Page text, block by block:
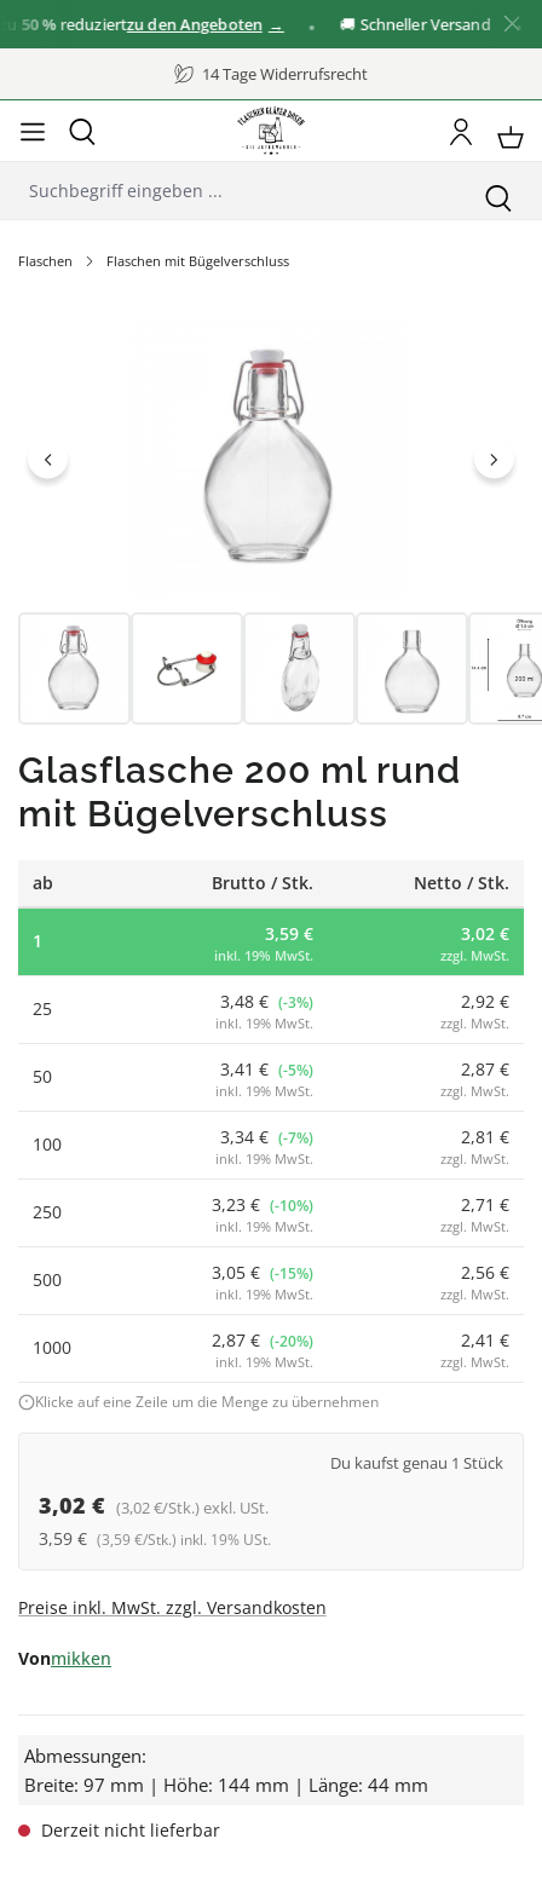
50 % reduziertzu den Angeboten 🚚 Schneller Versand
14 Tage Widerrufsrecht
Flaschen Flaschen mit Bügelverschluss
Glasflasche 200 ml rund
mit Bügelverschluss
ab Brutto / Stk. Netto / Stk.
1 3,59 €
inkl. 19% MwSt.
3,02 €
zzgl. MwSt.
25 3,48 € (-3%)
inkl. 19% MwSt.
2,92 €
zzgl. MwSt.
50 3,41 € (-5%)
inkl. 19% MwSt.
2,87 €
zzgl. MwSt.
100 3,34 € (-7%)
inkl. 19% MwSt.
2,81 €
zzgl. MwSt.
250 3,23 € (-10%)
inkl. 19% MwSt.
2,71 €
zzgl. MwSt.
500 3,05 € (-15%)
inkl. 19% MwSt.
2,56 €
zzgl. MwSt.
1000 2,87 € (-20%)
inkl. 19% MwSt.
2,41 €
zzgl. MwSt.
Klicke auf eine Zeile um die Menge zu übernehmen
Du kaufst genau 1 Stück
3,02 € (3,02 €/Stk.) exkl. USt.
3,59 € (3,59 €/Stk.) inkl. 19% USt.
Preise inkl. MwSt. zzgl. Versandkosten
Vonmikken
Abmessungen:
Breite: 97 mm | Höhe: 144 mm | Länge: 44 mm
Derzeit nicht lieferbar